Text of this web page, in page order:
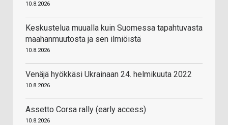
10.8.2026
Keskustelua muualla kuin Suomessa tapahtuvasta
maahanmuutosta ja sen ilmiöistä
10.8.2026
Venäjä hyökkäsi Ukrainaan 24. helmikuuta 2022
10.8.2026
Assetto Corsa rally (early access)
10.8.2026